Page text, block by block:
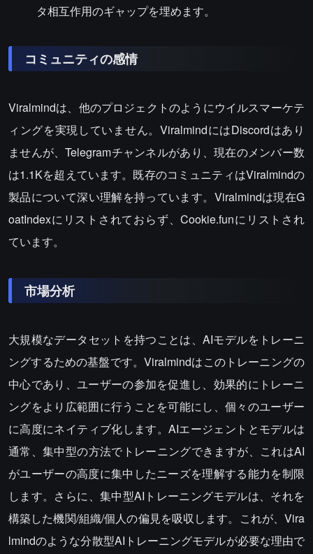
タ相互作用のギャップを埋めます。
コミュニティの感情
Viralmindは、他のプロジェクトのようにウイルスマーケテ
ィングを実現していません。ViralmindにはDiscordはあり
ませんが、Telegramチャンネルがあり、現在のメンバー数
は1.1Kを超えています。既存のコミュニティはViralmindの
製品について深い理解を持っています。Viralmindは現在G
oatIndexにリストされておらず、Cookie.funにリストされ
ています。
市場分析
大規模なデータセットを持つことは、AIモデルをトレーニ
ングするための基盤です。Viralmindはこのトレーニングの
中心であり、ユーザーの参加を促進し、効果的にトレーニ
ングをより広範囲に行うことを可能にし、個々のユーザー
に高度にネイティブ化します。AIエージェントとモデルは
通常、集中型の方法でトレーニングできますが、これはAI
がユーザーの高度に集中したニーズを理解する能力を制限
します。さらに、集中型AIトレーニングモデルは、それを
構築した機関/組織/個人の偏見を吸収します。これが、Vira
lmindのような分散型AIトレーニングモデルが必要な理由で